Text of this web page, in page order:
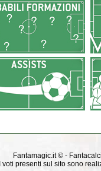
Fantamagic.it © -
I voti presenti sul sito sono